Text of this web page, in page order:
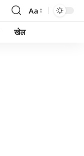
Font
Aa
खेल